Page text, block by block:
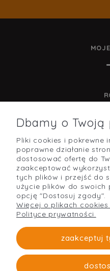
Dbamy o
Pliki cookies i pokrewne
poprawne działanie
dostosować ofertę do
zaakceptować
tych plików i przejść do
użycie plików do swoich
opcję "Dostosuj zgody".
Więcej o plikach
Polityce prywatności.
zaakceptuj